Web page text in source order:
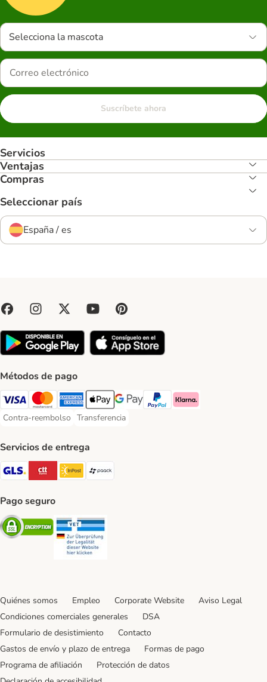
Selecciona la mascota
Suscríbete ahora
Servicios
Ventajas
Compras
Seleccionar país
España / es
Métodos de pago
Visa Payment Method
Mastercard Payment Method
American Express Payment Method
Apple Pay Payment Method
Google Pay Payment Method
PayPal Payment Method
Klarna Payment Method
Contra-reembolso
Contra-reembolso Payment Method
Transferencia
Transferencia Payment Method
Servicios de entrega
GLS Shipping Method
CTTExpress Shipping Method
InPost Shipping Method
paack Shipping Method
Pago seguro
Security
Quiénes somos Empleo Corporate Website
Aviso Legal
Condiciones comerciales generales
DSA
Formulario de desistimiento
Contacto
Gastos de envío y plazo de entrega
Formas de pago
Programa de afiliación
Protección de datos